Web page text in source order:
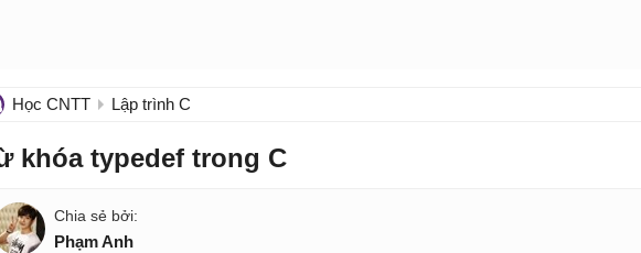
Học CNTT Lập trình C
khóa typedef trong C
Phạm Anh